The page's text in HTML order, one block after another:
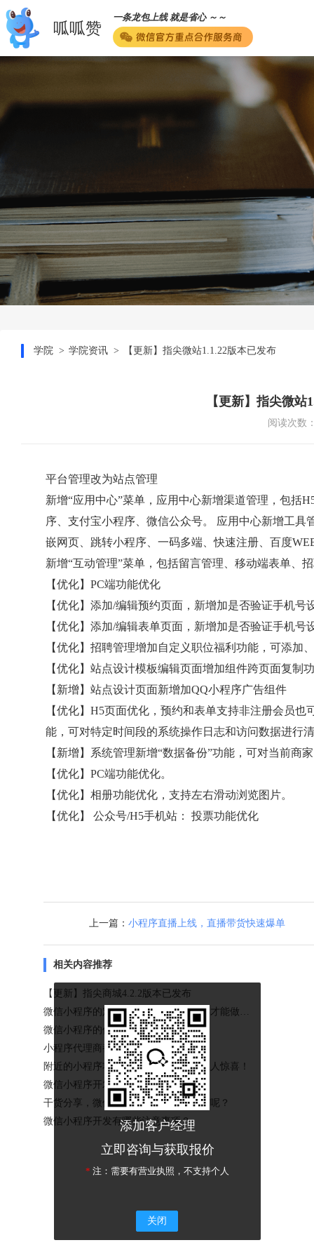
呱呱赞
一条龙包上线 就是省心 ～～
学院 学院资讯 【更新】指尖微站1.1.22版本已发布
【更新】指尖微站
阅读次数
平台管理改为站点管理
新增“应用中心”菜单，应用中心新增渠道管理，包括
序、支付宝小程序、微信公众号。 应用中心新增工
嵌网页、跳转小程序、一码多端、快速注册、百度
新增“互动管理”菜单，包括留言管理、移动端表单、
【优化】PC端功能优化
【优化】添加/编辑预约页面，新增加是否验证手机号
【优化】添加/编辑表单页面，新增加是否验证手机号
【优化】招聘管理增加自定义职位福利功能，可添加
【优化】站点设计模板编辑页面增加组件跨页面复制
【新增】站点设计页面新增加QQ小程序广告组件
【优化】H5页面优化，预约和表单支持非注册会员
能，可对特定时间段的系统操作日志和访问数据进行
【新增】系统管理新增“数据备份”功能，可对当前商
【优化】PC端功能优化。
【优化】相册功能优化，支持左右滑动浏览图片。
【优化】 公众号/H5手机站： 投票功能优化
上一篇： 小程序直播上线，直播带货快速爆单
相关内容推荐
【更新】指尖商城4.2.2版本已发布
微信小程序的定位应该如何选择？怎样才能做到吸粉？
微信小程序的优点和特点在哪里？
小程序代理商都是怎么赚钱？
附近的小程序功能升级，这些新能力让人惊喜！
微信小程序开发新入口了！
干货分享，微信分销商城应该怎么推广呢？
微信小程序开发有哪些注意事项？
添加客户经理
立即咨询与获取报价
* 注：需要有营业执照，不支持个人
关闭